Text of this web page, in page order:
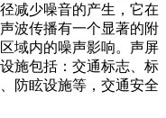
减少噪音的产生，它在
波传播有一个显著的附
域内的噪声影响。声屏
施包括：交通标志、标
防眩设施等，交通安全